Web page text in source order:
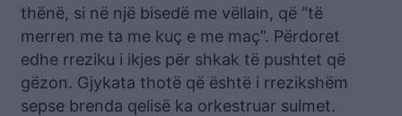
thënë, si në një bisedë me vëllain, që “të
merren me ta me kuç e me maç”. Përdoret
edhe rreziku i ikjes për shkak të pushtet që
gëzon. Gjykata thotë që është i rrezikshëm
sepse brenda qelisë ka orkestruar sulmet.